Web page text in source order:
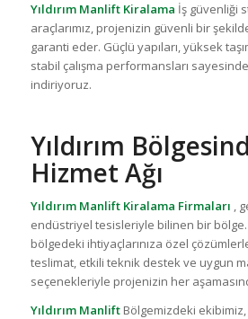
Yıldırım Manlift Kiralama İş güvenliği
araçlarımız, projenizin güvenli bir
garanti eder. Güçlü yapıları, yüksek
stabil çalışma performansları
indiriyoruz.
Yıldırım
Hizmet Ağı
Yıldırım Manlift Kiralama Firmaları ,
endüstriyel tesisleriyle bilinen bir bölge.
bölgedeki ihtiyaçlarınıza özel
teslimat, etkili teknik destek ve uygun
seçenekleriyle projenizin her
Yıldırım Manlift Bölgemizdeki